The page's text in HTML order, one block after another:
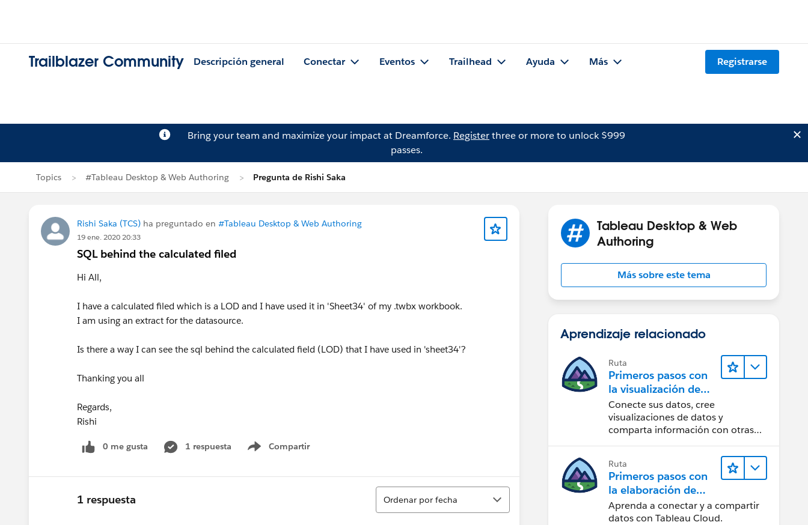
Trailblazer Community Descripción general Conectar Eventos Trailhead Ayuda Más Registrarse
Bring your team and maximize your impact at Dreamforce. Registerthree or more to unlock $999
passes.
Topics #Tableau Desktop & Web Authoring Pregunta de Rishi Saka
Rishi Saka (TCS) ha preguntado en #Tableau Desktop & Web Authoring
19 ene. 2020 20:33
SQL behind the calculated filed
Hi All,
I have a calculated filed which is a LOD and I have used it in 'Sheet34' of my .twbx workbook.
I am using an extract for the datasource.
Is there a way I can see the sql behind the calculated field (LOD) that I have used in 'sheet34'?
Thanking you all
Regards,
Rishi
0 me gusta 1 respuesta Compartir
Show menu
1 respuesta
Ordenar
Ordenar por fecha
Tableau Desktop & Web
Authoring
Más sobre este tema
Aprendizaje relacionado
Ruta
Primeros pasos con
la visualización de
datos en Tableau
Desktop
Conecte sus datos, cree
visualizaciones de datos y
comparta información con otras
Ruta
Primeros pasos con
la elaboración de
contenido web en
Tableau Cloud
Aprenda a conectar y a compartir
datos con Tableau Cloud.